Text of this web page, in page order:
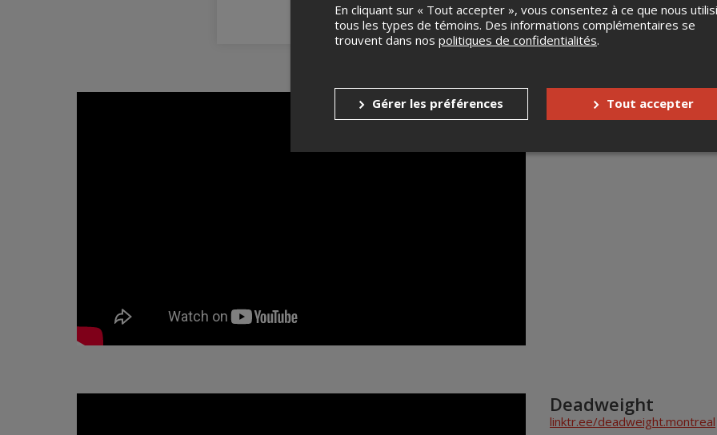
Settle For Sleep
www.settleforsleepband.com
Deadweight
linktr.ee/deadweight.montreal
En cliquant sur « Tout accepter », vous consentez à ce que nous
tous les types de témoins. Des informations complémentaires se
trouvent dans nos politiques de confidentialités.
Gérer les préférences Tout accepter